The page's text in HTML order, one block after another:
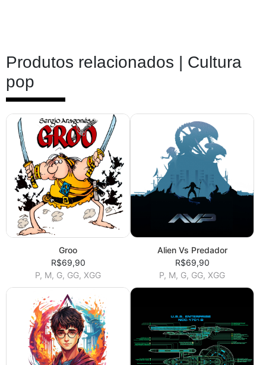
Produtos relacionados | Cultura
pop
Groo
R$69,90
P, M, G, GG, XGG
Alien Vs Predador
R$69,90
P, M, G, GG, XGG